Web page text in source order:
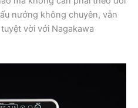
nướng không chuyên, vẫn
vời với Nagakawa